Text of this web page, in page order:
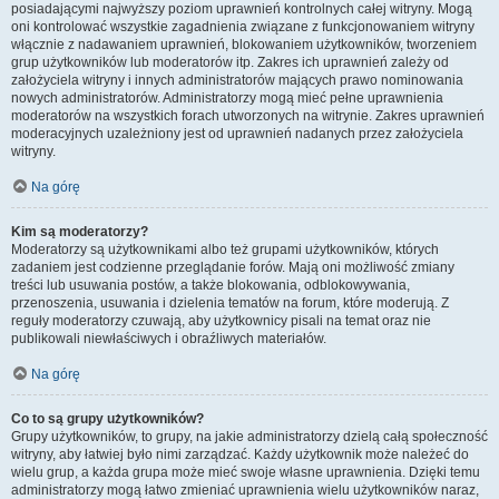
posiadającymi najwyższy poziom uprawnień kontrolnych całej witryny. Mogą
oni kontrolować wszystkie zagadnienia związane z funkcjonowaniem witryny
włącznie z nadawaniem uprawnień, blokowaniem użytkowników, tworzeniem
grup użytkowników lub moderatorów itp. Zakres ich uprawnień zależy od
założyciela witryny i innych administratorów mających prawo nominowania
nowych administratorów. Administratorzy mogą mieć pełne uprawnienia
moderatorów na wszystkich forach utworzonych na witrynie. Zakres uprawnień
moderacyjnych uzależniony jest od uprawnień nadanych przez założyciela
witryny.
Na górę
Kim są moderatorzy?
Moderatorzy są użytkownikami albo też grupami użytkowników, których
zadaniem jest codzienne przeglądanie forów. Mają oni możliwość zmiany
treści lub usuwania postów, a także blokowania, odblokowywania,
przenoszenia, usuwania i dzielenia tematów na forum, które moderują. Z
reguły moderatorzy czuwają, aby użytkownicy pisali na temat oraz nie
publikowali niewłaściwych i obraźliwych materiałów.
Na górę
Co to są grupy użytkowników?
Grupy użytkowników, to grupy, na jakie administratorzy dzielą całą społeczność
witryny, aby łatwiej było nimi zarządzać. Każdy użytkownik może należeć do
wielu grup, a każda grupa może mieć swoje własne uprawnienia. Dzięki temu
administratorzy mogą łatwo zmieniać uprawnienia wielu użytkowników naraz,